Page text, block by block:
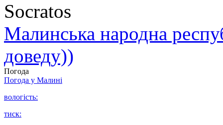
Socratos
Малинська народна
доведу))
Погода
Погода у Малині
вологість:
тиск: